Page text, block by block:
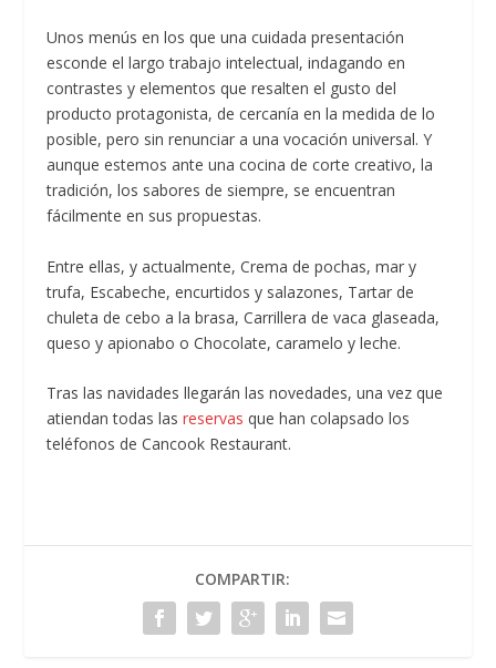
Unos menús en los que una cuidada presentación
esconde el largo trabajo intelectual, indagando en
contrastes y elementos que resalten el gusto del
producto protagonista, de cercanía en la medida de lo
posible, pero sin renunciar a una vocación universal. Y
aunque estemos ante una cocina de corte creativo, la
tradición, los sabores de siempre, se encuentran
fácilmente en sus propuestas.
Entre ellas, y actualmente, Crema de pochas, mar y
trufa, Escabeche, encurtidos y salazones, Tartar de
chuleta de cebo a la brasa, Carrillera de vaca glaseada,
queso y apionabo o Chocolate, caramelo y leche.
Tras las navidades llegarán las novedades, una vez que
atiendan todas lasreservas que han colapsado los
teléfonos de Cancook Restaurant.
COMPARTIR: